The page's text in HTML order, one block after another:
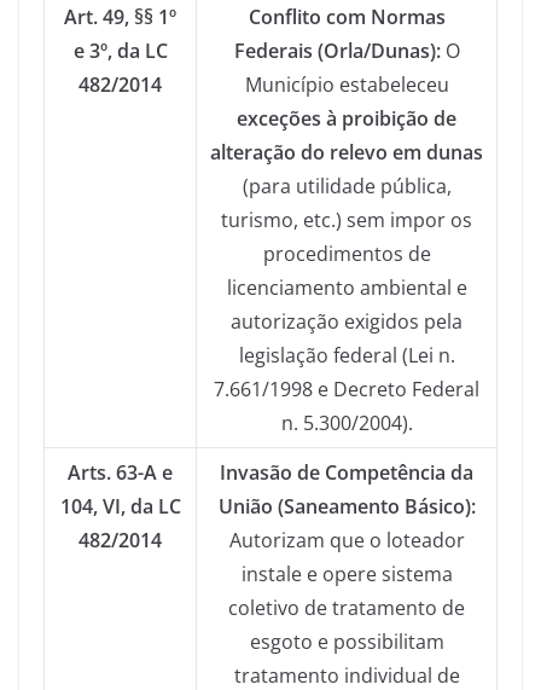
Art. 49, §§ 1º
e 3º, da LC
482/2014
Conflito com Normas
Federais (Orla/Dunas):O
Município estabeleceu
exceções à proibição de
alteração do relevo em dunas
(para utilidade pública,
turismo, etc.) sem impor os
procedimentos de
licenciamento ambiental e
autorização exigidos pela
legislação federal (Lei n.
7.661/1998 e Decreto Federal
n. 5.300/2004).
Arts. 63-A e
104, VI, da LC
482/2014
Invasão de Competência da
União (Saneamento Básico):
Autorizam que o loteador
instale e opere sistema
coletivo de tratamento de
esgoto e possibilitam
tratamento individual de